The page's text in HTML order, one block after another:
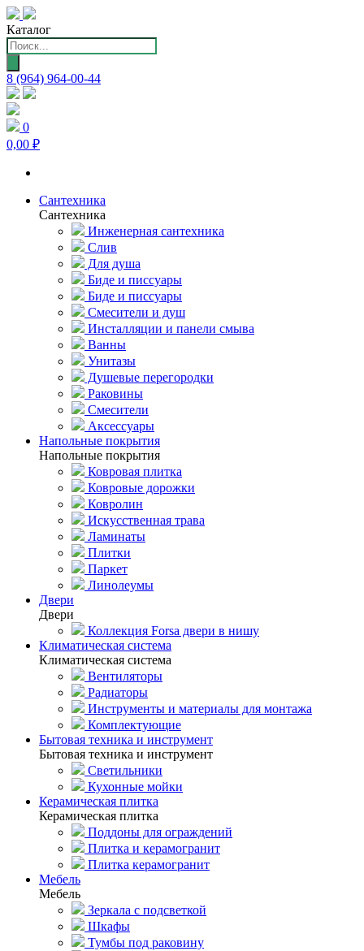
Каталог
Поиск
товаров
8 (964) 964-00-44
0
0,00 ₽
Сантехника
Сантехника
Инженерная сантехника
Слив
Для душа
Биде и писсуары
Биде и писсуары
Смесители и душ
Инсталляции и панели смыва
Ванны
Унитазы
Душевые перегородки
Раковины
Смесители
Аксессуары
Напольные покрытия
Напольные покрытия
Ковровая плитка
Ковровые дорожки
Ковролин
Искусственная трава
Ламинаты
Плитки
Паркет
Линолеумы
Двери
Двери
Коллекция Forsa двери в нишу
Климатическая система
Климатическая система
Вентиляторы
Радиаторы
Инструменты и материалы для монтажа
Комплектующие
Бытовая техника и инструмент
Бытовая техника и инструмент
Светильники
Кухонные мойки
Керамическая плитка
Керамическая плитка
Поддоны для ограждений
Плитка и керамогранит
Плитка керамогранит
Мебель
Мебель
Зеркала с подсветкой
Шкафы
Тумбы под раковину